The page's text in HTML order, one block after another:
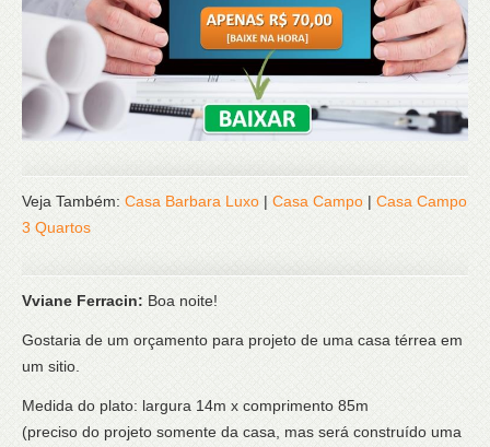
Veja Também: Casa Barbara Luxo | Casa Campo | Casa Campo
3 Quartos
Vviane Ferracin: Boa noite!
Gostaria de um orçamento para projeto de uma casa térrea em
um sitio.
Medida do plato: largura 14m x comprimento 85m
(preciso do projeto somente da casa, mas será construído uma